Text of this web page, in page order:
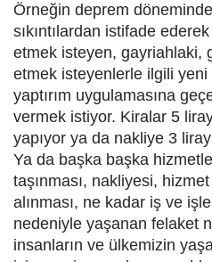
Örneğin deprem
sıkıntılardan istifade
etmek isteyen, gayriahlaki,
etmek isteyenlerle ilgili
yaptırım uygulamasına
vermek istiyor. Kiralar 5
yapıyor ya da nakliye 3
Ya da başka başka
taşınması, nakliyesi,
alınması, ne kadar iş ve
nedeniyle yaşanan felaket
insanların ve ülkemizin